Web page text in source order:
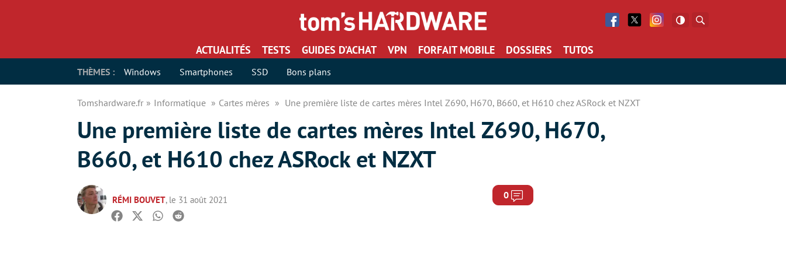
Facebook
Twitter Facebook
ACTUALITÉS TESTS GUIDES D’ACHAT VPN FORFAIT MOBILE DOSSIERS TUTOS
THÈMES : Windows Smartphones SSD Bons plans
Tomshardware.fr Informatique Cartes mères Une première liste de cartes mères Intel Z690, H670, B660, et H610 chez ASRock et NZXT
Une première liste de cartes mères Intel Z690, H670,
B660, et H610 chez ASRock et NZXT
RÉMI BOUVET, le 31 août 2021 0 Commentaires
Facebook
TwitterWhatsapp
Reddit